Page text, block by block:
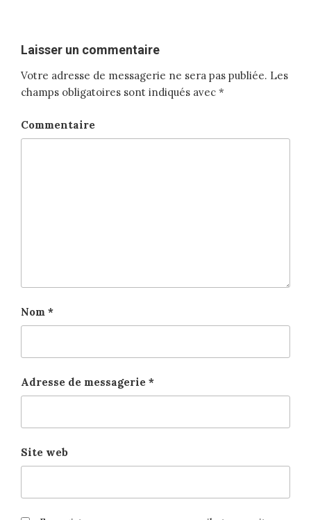
Laisser un commentaire
Votre adresse de messagerie ne sera pas publiée. Les
champs obligatoires sont indiqués avec *
Commentaire
Nom *
Adresse de messagerie *
Site web